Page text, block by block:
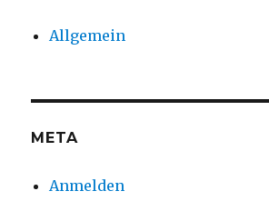
Allgemein
META
Anmelden